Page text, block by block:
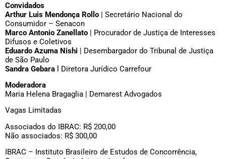
Convidados
Arthur Luis Mendonça Rollo | Secretário Nacional do
Consumidor – Senacon
Marco Antonio Zanellato | Procurador de Justiça de Interesses
Difusos e Coletivos
Eduardo Azuma Nishi | Desembargador do Tribunal de Justiça
de São Paulo
Sandra Gebara l Diretora Jurídico Carrefour
Moderadora
Maria Helena Bragaglia | Demarest Advogados
Vagas Limitadas
Associados do IBRAC: R$ 200,00
Não associados: R$ 300,00
IBRAC – Instituto Brasileiro de Estudos de Concorrência,